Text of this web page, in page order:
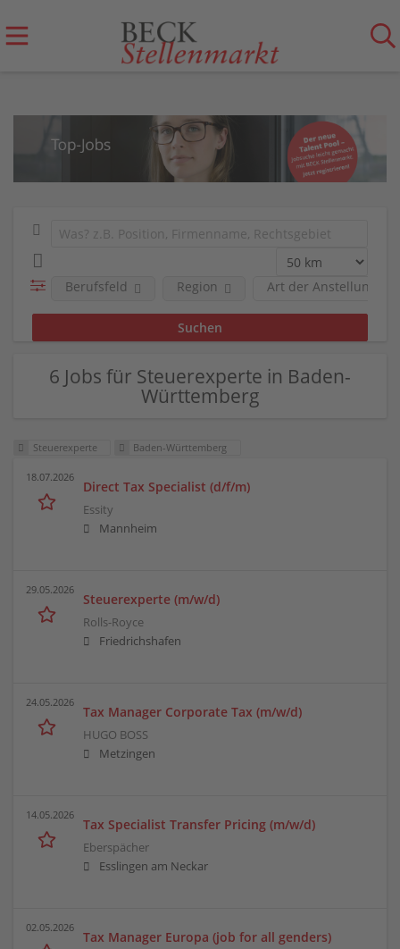
Berufsfeld Region Art der Anstellung
6 Jobs für Steuerexperte in Baden-
Württemberg
Steuerexperte Baden-Württemberg
18.07.2026
Direct Tax Specialist (d/f/m)
Essity
Mannheim
29.05.2026
Steuerexperte (m/w/d)
Rolls-Royce
Friedrichshafen
24.05.2026
Tax Manager Corporate Tax (m/w/d)
HUGO BOSS
Metzingen
14.05.2026
Tax Specialist Transfer Pricing (m/w/d)
Eberspächer
Esslingen am Neckar
02.05.2026
Tax Manager Europa (job for all genders)